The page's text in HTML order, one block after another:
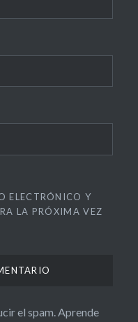
ELECTRÓNICO Y
LA PRÓXIMA VEZ
el spam.Aprende